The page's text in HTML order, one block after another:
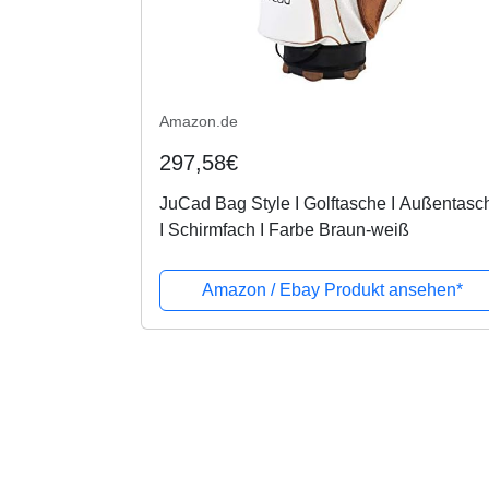
Amazon.de
297,58€
JuCad Bag Style I Golftasche I
I Schirmfach I Farbe Braun-weiß
Amazon / Ebay Produkt ansehen*